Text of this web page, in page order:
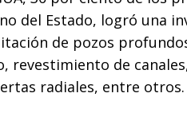
del Estado, logró una
de pozos
revestimiento de
radiales, entre otros.